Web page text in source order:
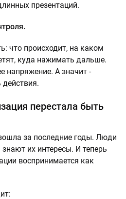
презентаций.
что происходит, на каком
куда нажимать дальше.
напряжение. А значит -
перестала быть
за последние годы. Люди
их интересы. И теперь
воспринимается как